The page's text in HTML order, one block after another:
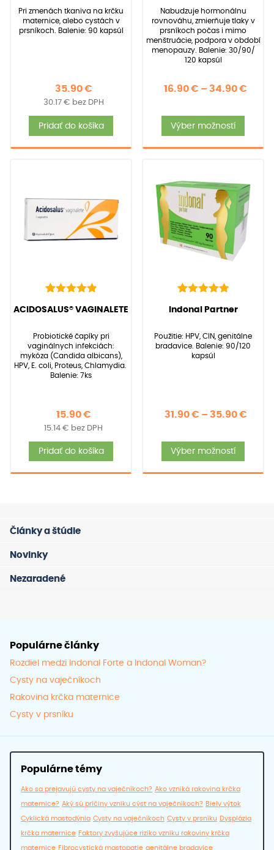
základe
zákazníckych
recenzií
Pri zmenách tkaniva na krčku
maternice, alebo cystách v
prsníkoch. Balenie: 90 kapsúl
35.90€
30.17 € bez DPH
Pridať do košíka
základe
zákazníckych
recenzií
Nabudzuje hormonálnu
rovnováhu, zmierňuje tlaky v
prsníkoch počas i mimo
menštruácie, podpora v období
menopauzy. Balenie: 30/90/
120 kapsúl
16.90€ – 34.90€
Výber možností
má
si
4.95
základe
zákazníckych
recenzií
(22recenzií zákazníkov)
ACIDOSALUS® VAGINALETE
Probiotické čapíky pri
vaginálnych infekciách:
mykóza (Candida albicans),
HPV, E. coli, Proteus, Chlamydia.
Balenie: 7ks
15.90€
15.14 € bez DPH
Pridať do košíka
5.00
základe
zákazníckych
recenzií
recenzií zákazníkov)
Indonal Partner
Použitie: HPV, CIN, genitálne
bradavice. Balenie: 90/120
kapsúl
31.90€ – 35.90€Price
Výber možností
má
Články a štúdie
Novinky
Nezaradené
Populárne články
Rozdiel medzi Indonal Forte a Indonal Woman?
Cysty na vaječníkoch
Rakovina krčka maternice
Cysty v prsníku
Populárne témy
Ako sa prejavujú cysty na vaječníkoch? Ako vzniká rakovina krčka
maternice? Aký sú príčiny vzniku cýst na vaječníkoch? Biely výtok
Cyklická mastodýnia Cysty na vaječníkoch Cysty v prsníku Dysplázia
krčka maternice Faktory zvyšujúce riziko vzniku rakoviny krčka
maternice Fibrocystická mastopatie genitálne bradavice